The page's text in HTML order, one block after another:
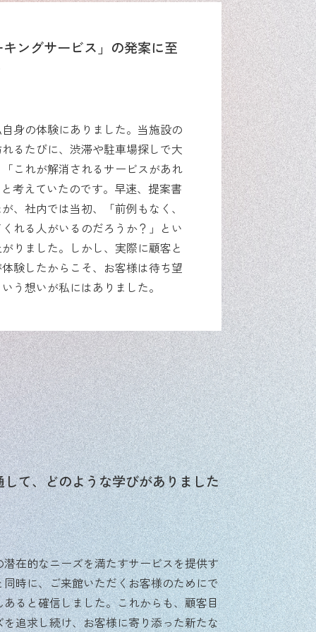
ングサービス」の発案に至
身の体験にありました。当施設の
るたびに、渋滞や駐車場探しで大
これが解消されるサービスがあれ
考えていたのです。早速、提案書
、社内では当初、「前例もなく、
れる人がいるのだろうか？」とい
りました。しかし、実際に顧客と
験したからこそ、お客様は待ち望
う想いが私にはありました。
て、どのような学びがありました
在的なニーズを満たすサービスを提供す
時に、ご来館いただくお客様のためにで
ると確信しました。これからも、顧客目
追求し続け、お客様に寄り添った新たな